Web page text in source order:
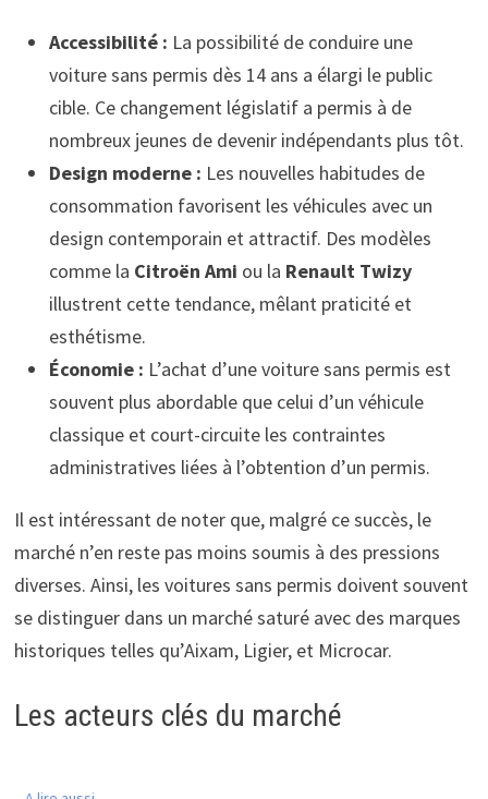
Accessibilité : La possibilité de conduire une
voiture sans permis dès 14 ans a élargi le public
cible. Ce changement législatif a permis à de
nombreux jeunes de devenir indépendants plus tôt.
Design moderne : Les nouvelles habitudes de
consommation favorisent les véhicules avec un
design contemporain et attractif. Des modèles
comme la Citroën Ami ou la Renault Twizy
illustrent cette tendance, mêlant praticité et
esthétisme.
Économie : L’achat d’une voiture sans permis est
souvent plus abordable que celui d’un véhicule
classique et court-circuite les contraintes
administratives liées à l’obtention d’un permis.
Il est intéressant de noter que, malgré ce succès, le
marché n’en reste pas moins soumis à des pressions
diverses. Ainsi, les voitures sans permis doivent souvent
se distinguer dans un marché saturé avec des marques
historiques telles qu’Aixam, Ligier, et Microcar.
Les acteurs clés du marché